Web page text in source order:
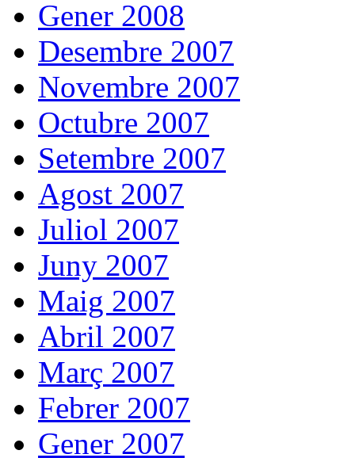
Gener 2008
Desembre 2007
Novembre 2007
Octubre 2007
Setembre 2007
Agost 2007
Juliol 2007
Juny 2007
Maig 2007
Abril 2007
Març 2007
Febrer 2007
Gener 2007